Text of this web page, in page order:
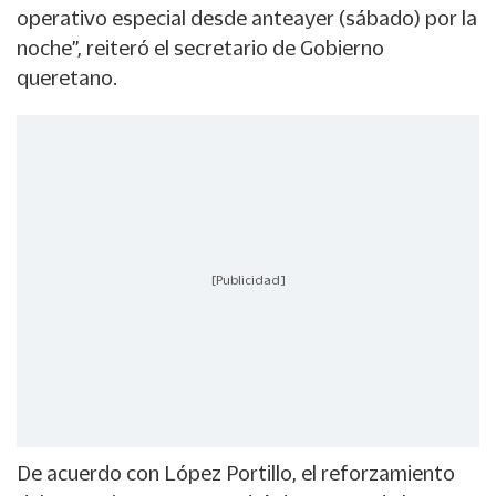
operativo especial desde anteayer (sábado) por la
noche”, reiteró el secretario de Gobierno
queretano.
[Publicidad]
De acuerdo con López Portillo, el reforzamiento